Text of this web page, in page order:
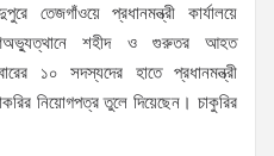
তেজগাঁওয়ে প্রধানমন্ত্রী কার্যালয়ে
শহীদ ও গুরুতর আহত
১০ সদস্যদের হাতে প্রধানমন্ত্রী
নিয়োগপত্র তুলে দিয়েছেন। চাকুরির